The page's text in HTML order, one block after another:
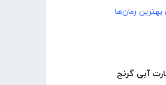
بهترین رمان‌ها
آبی گرنج